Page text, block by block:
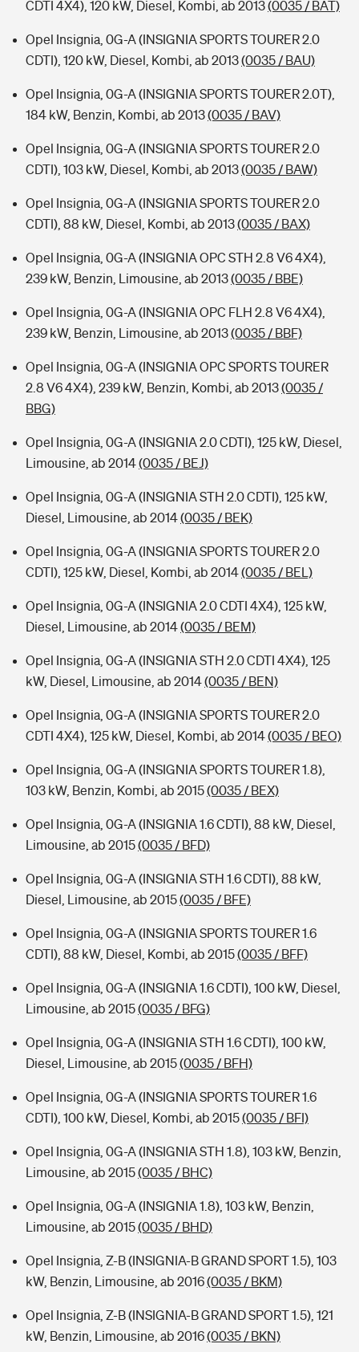
CDTI 4X4), 120 kW, Diesel, Kombi, ab 2013(0035 / BAT)
Opel Insignia, 0G-A (INSIGNIA SPORTS TOURER 2.0
CDTI), 120 kW, Diesel, Kombi, ab 2013(0035 / BAU)
Opel Insignia, 0G-A (INSIGNIA SPORTS TOURER 2.0T),
184 kW, Benzin, Kombi, ab 2013(0035 / BAV)
Opel Insignia, 0G-A (INSIGNIA SPORTS TOURER 2.0
CDTI), 103 kW, Diesel, Kombi, ab 2013(0035 / BAW)
Opel Insignia, 0G-A (INSIGNIA SPORTS TOURER 2.0
CDTI), 88 kW, Diesel, Kombi, ab 2013(0035 / BAX)
Opel Insignia, 0G-A (INSIGNIA OPC STH 2.8 V6 4X4),
239 kW, Benzin, Limousine, ab 2013(0035 / BBE)
Opel Insignia, 0G-A (INSIGNIA OPC FLH 2.8 V6 4X4),
239 kW, Benzin, Limousine, ab 2013(0035 / BBF)
Opel Insignia, 0G-A (INSIGNIA OPC SPORTS TOURER
2.8 V6 4X4), 239 kW, Benzin, Kombi, ab 2013(0035 /
BBG)
Opel Insignia, 0G-A (INSIGNIA 2.0 CDTI), 125 kW, Diesel,
Limousine, ab 2014(0035 / BEJ)
Opel Insignia, 0G-A (INSIGNIA STH 2.0 CDTI), 125 kW,
Diesel, Limousine, ab 2014(0035 / BEK)
Opel Insignia, 0G-A (INSIGNIA SPORTS TOURER 2.0
CDTI), 125 kW, Diesel, Kombi, ab 2014(0035 / BEL)
Opel Insignia, 0G-A (INSIGNIA 2.0 CDTI 4X4), 125 kW,
Diesel, Limousine, ab 2014(0035 / BEM)
Opel Insignia, 0G-A (INSIGNIA STH 2.0 CDTI 4X4), 125
kW, Diesel, Limousine, ab 2014(0035 / BEN)
Opel Insignia, 0G-A (INSIGNIA SPORTS TOURER 2.0
CDTI 4X4), 125 kW, Diesel, Kombi, ab 2014(0035 / BEO)
Opel Insignia, 0G-A (INSIGNIA SPORTS TOURER 1.8),
103 kW, Benzin, Kombi, ab 2015(0035 / BEX)
Opel Insignia, 0G-A (INSIGNIA 1.6 CDTI), 88 kW, Diesel,
Limousine, ab 2015(0035 / BFD)
Opel Insignia, 0G-A (INSIGNIA STH 1.6 CDTI), 88 kW,
Diesel, Limousine, ab 2015(0035 / BFE)
Opel Insignia, 0G-A (INSIGNIA SPORTS TOURER 1.6
CDTI), 88 kW, Diesel, Kombi, ab 2015(0035 / BFF)
Opel Insignia, 0G-A (INSIGNIA 1.6 CDTI), 100 kW, Diesel,
Limousine, ab 2015(0035 / BFG)
Opel Insignia, 0G-A (INSIGNIA STH 1.6 CDTI), 100 kW,
Diesel, Limousine, ab 2015(0035 / BFH)
Opel Insignia, 0G-A (INSIGNIA SPORTS TOURER 1.6
CDTI), 100 kW, Diesel, Kombi, ab 2015(0035 / BFI)
Opel Insignia, 0G-A (INSIGNIA STH 1.8), 103 kW, Benzin,
Limousine, ab 2015(0035 / BHC)
Opel Insignia, 0G-A (INSIGNIA 1.8), 103 kW, Benzin,
Limousine, ab 2015(0035 / BHD)
Opel Insignia, Z-B (INSIGNIA-B GRAND SPORT 1.5), 103
kW, Benzin, Limousine, ab 2016(0035 / BKM)
Opel Insignia, Z-B (INSIGNIA-B GRAND SPORT 1.5), 121
kW, Benzin, Limousine, ab 2016(0035 / BKN)